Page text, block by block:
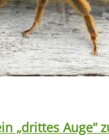
„drittes Auge“